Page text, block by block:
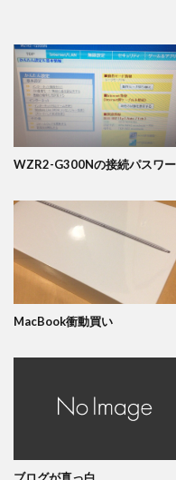
WZR2-G300Nの接続パスワ
MacBook衝動買い